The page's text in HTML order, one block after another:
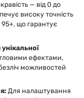
— від 0 до
високу точність
що гарантує
ефектами,
можливостей
Для налаштування